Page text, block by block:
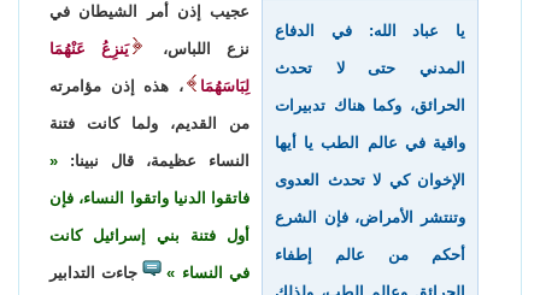
يا عباد الله: في الدفاع
المدني حتى لا تحدث
الحرائق، وكما هناك تدبيرات
واقية في عالم الطب يا أيها
الإخوان كي لا تحدث العدوى
وتنتشر الأمراض، فإن الشرع
أحكم من عالم إطفاء
عجيب إذن أمر الشيطان في
نزع اللباس، يَنزِعُ عَنْهُمَا
لِبَاسَهُمَا ، هذه إذن مؤامرته
من القديم، ولما كانت فتنة
النساء عظيمة، قال نبينا:
فاتقوا الدنيا واتقوا النساء، فإن
أول فتنة بني إسرائيل كانت
في النساء جاءت التدابير